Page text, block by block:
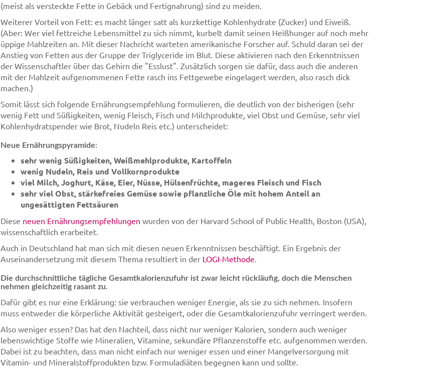
(meist als versteckte Fette in Gebäck und Fertignahrung) sind zu meiden.
Weiterer Vorteil von Fett: es macht länger satt als kurzkettige Kohlenhydrate (Zucker) und Eiweiß.
(Aber: Wer viel fettreiche Lebensmittel zu sich nimmt, kurbelt damit seinen Heißhunger auf noch mehr
üppige Mahlzeiten an. Mit dieser Nachricht warteten amerikanische Forscher auf. Schuld daran sei der
Anstieg von Fetten aus der Gruppe der Triglyceride im Blut. Diese aktivieren nach den Erkenntnissen
der Wissenschaftler über das Gehirn die "Esslust". Zusätzlich sorgen sie dafür, dass auch die anderen
mit der Mahlzeit aufgenommenen Fette rasch ins Fettgewebe eingelagert werden, also rasch dick
machen.)
Somit lässt sich folgende Ernährungsempfehlung formulieren, die deutlich von der bisherigen (sehr
wenig Fett und Süßigkeiten, wenig Fleisch, Fisch und Milchprodukte, viel Obst und Gemüse, sehr viel
Kohlenhydratspender wie Brot, Nudeln Reis etc.) unterscheidet:
Neue Ernährungspyramide:
sehr wenig Süßigkeiten, Weißmehlprodukte, Kartoffeln
wenig Nudeln, Reis und Vollkornprodukte
viel Milch, Joghurt, Käse, Eier, Nüsse, Hülsenfrüchte, mageres Fleisch und Fisch
sehr viel Obst, stärkefreies Gemüse sowie pflanzliche Öle mit hohem Anteil an
ungesättigten Fettsäuren
Diese neuen Ernährungsempfehlungen wurden von der Harvard School of Public Health, Boston (USA),
wissenschaftlich erarbeitet.
Auch in Deutschland hat man sich mit diesen neuen Erkenntnissen beschäftigt. Ein Ergebnis der
Auseinandersetzung mit diesem Thema resultiert in der LOGI-Methode.
Die durchschnittliche tägliche Gesamtkalorienzufuhr ist zwar leicht rückläufig, doch die Menschen
nehmen gleichzeitig rasant zu.
Dafür gibt es nur eine Erklärung: sie verbrauchen weniger Energie, als sie zu sich nehmen. Insofern
muss entweder die körperliche Aktivität gesteigert, oder die Gesamtkalorienzufuhr verringert werden.
Also weniger essen? Das hat den Nachteil, dass nicht nur weniger Kalorien, sondern auch weniger
lebenswichtige Stoffe wie Mineralien, Vitamine, sekundäre Pflanzenstoffe etc. aufgenommen werden.
Dabei ist zu beachten, dass man nicht einfach nur weniger essen und einer Mangelversorgung mit
Vitamin- und Mineralstoffprodukten bzw. Formuladiäten begegnen kann und sollte.